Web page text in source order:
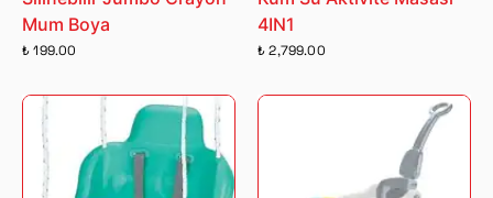
Mum Boya
₺ 199.00
4IN1
₺ 2,799.00